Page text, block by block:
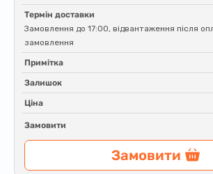
Термін доставки
Замовлення до 17:00, відвантаження після
замовлення
Примітка
Залишок
Ціна
Замовити
Замовити